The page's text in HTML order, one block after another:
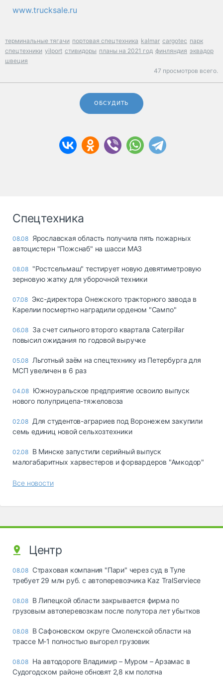
www.trucksale.ru
терминальные тягачи портовая спецтехника kalmar cargotec парк
спецтехники yilport стивидоры планы на 2021 год финляндия эквадор
швеция
47 просмотров всего.
ОБСУДИТЬ
Спецтехника
08.08 Ярославская область получила пять пожарных
автоцистерн "Пожснаб" на шасси МАЗ
08.08 "Ростсельмаш" тестирует новую девятиметровую
зерновую жатку для уборочной техники
07.08 Экс-директора Онежского тракторного завода в
Карелии посмертно наградили орденом "Сампо"
06.08 За счет сильного второго квартала Caterpillar
повысил ожидания по годовой выручке
05.08 Льготный заём на спецтехнику из Петербурга для
МСП увеличен в 6 раз
04.08 Южноуральское предприятие освоило выпуск
нового полуприцепа-тяжеловоза
02.08 Для студентов-аграриев под Воронежем закупили
семь единиц новой сельхозтехники
02.08 В Минске запустили серийный выпуск
малогабаритных харвестеров и форвардеров "Амкодор"
Все новости
Центр
08.08 Страховая компания "Пари" через суд в Туле
требует 29 млн руб. с автоперевозчика Kaz TralServiece
08.08 В Липецкой области закрывается фирма по
грузовым автоперевозкам после полутора лет убытков
08.08 В Сафоновском округе Смоленской области на
трассе М-1 полностью выгорел грузовик
08.08 На автодороге Владимир – Муром – Арзамас в
Судогодском районе обновят 2,8 км полотна